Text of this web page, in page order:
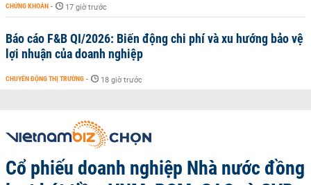
CHỨNG KHOÁN - 17 giờ trước
Báo cáo F&B QI/2026: Biến động chi phí và xu hướng bảo vệ
lợi nhuận của doanh nghiệp
CHUYỂN ĐỘNG THỊ TRƯỜNG - 18 giờ trước
Cổ phiếu doanh nghiệp Nhà nước đồng